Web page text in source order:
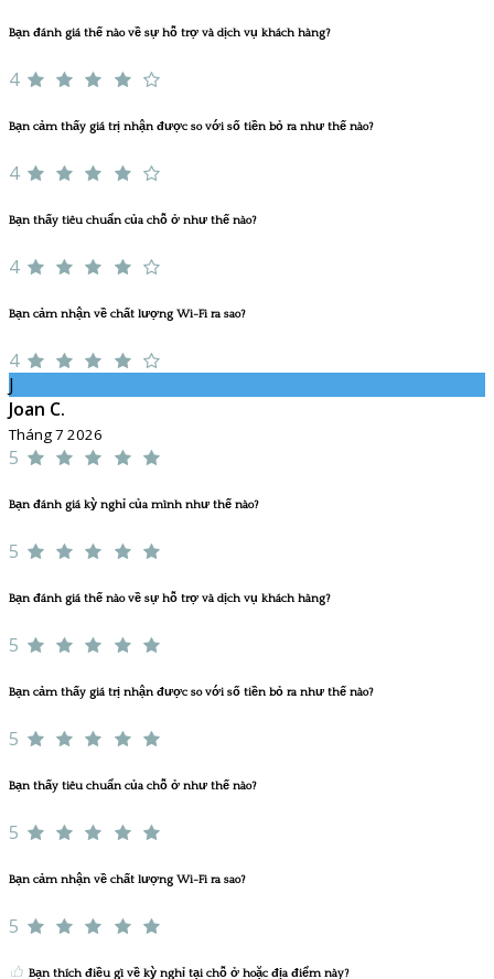
Bạn đánh giá thế nào về sự hỗ trợ và dịch vụ khách hàng?
4
Bạn cảm thấy giá trị nhận được so với số tiền bỏ ra như thế nào?
4
Bạn thấy tiêu chuẩn của chỗ ở như thế nào?
4
Bạn cảm nhận về chất lượng Wi-Fi ra sao?
4
J
Joan C.
Tháng 7 2026
5
Bạn đánh giá kỳ nghỉ của mình như thế nào?
5
Bạn đánh giá thế nào về sự hỗ trợ và dịch vụ khách hàng?
5
Bạn cảm thấy giá trị nhận được so với số tiền bỏ ra như thế nào?
5
Bạn thấy tiêu chuẩn của chỗ ở như thế nào?
5
Bạn cảm nhận về chất lượng Wi-Fi ra sao?
5
Bạn thích điều gì về kỳ nghỉ tại chỗ ở hoặc địa điểm này?